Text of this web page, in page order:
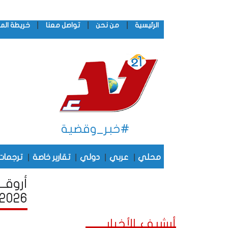
الرئيسية من نحن تواصل معنا خريطة
#خبر_وقضية
محلي عربي دولي تقارير خاصة
2026
أرشيف الأخبار